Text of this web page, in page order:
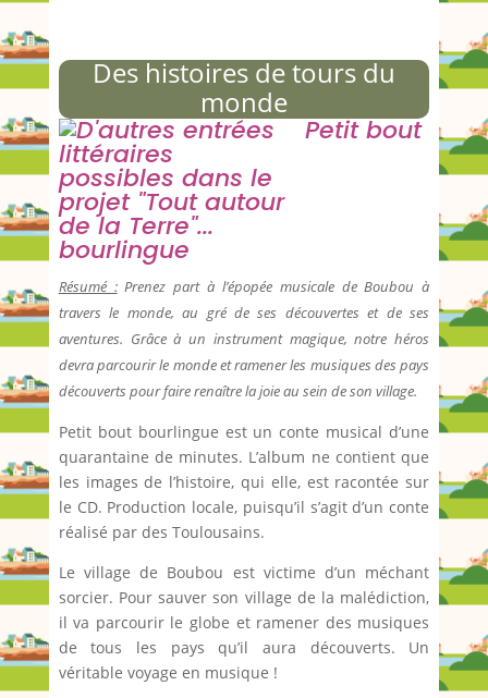
Des histoires de tours du
monde
Petit bout
bourlingue
Résumé : Prenez part à l’épopée musicale de Boubou à
travers le monde, au gré de ses découvertes et de ses
aventures. Grâce à un instrument magique, notre héros
devra parcourir le monde et ramener les musiques des pays
découverts pour faire renaître la joie au sein de son village.
Petit bout bourlingue est un conte musical d’une
quarantaine de minutes. L’album ne contient que
les images de l’histoire, qui elle, est racontée sur
le CD. Production locale, puisqu’il s’agit d’un conte
réalisé par des Toulousains.
Le village de Boubou est victime d’un méchant
sorcier. Pour sauver son village de la malédiction,
il va parcourir le globe et ramener des musiques
de tous les pays qu’il aura découverts. Un
véritable voyage en musique !